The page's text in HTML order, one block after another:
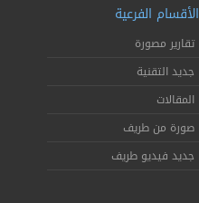
الأقسام الفرعية
تقارير مصورة
جديد التقنية
المقالات
صورة من طريف
جديد فيديو طريف